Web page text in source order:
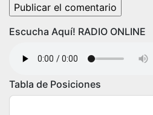
Escucha Aquí! RADIO ONLINE
Tabla de Posiciones